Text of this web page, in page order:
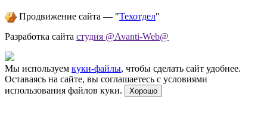
Продвижение сайта — "Техотдел"
Разработка сайта студия @Avanti-Web@
Мы используем куки-файлы, чтобы сделать сайт удобнее.
Оставаясь на сайте, вы соглашаетесь с условиями
использования файлов куки.
Хорошо